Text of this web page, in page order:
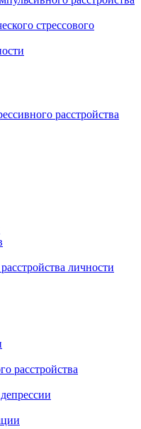
стрессового
расстройства
личности
расстройства